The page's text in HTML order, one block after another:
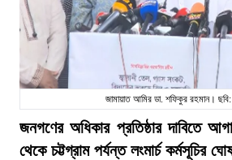
জামায়াত আমির ডা. শফিকুর রহমান।
জনগণের অধিকার প্রতিষ্ঠার দাবিতে
থেকে চট্টগ্রাম পর্যন্ত লংমার্চ কর্মসূচির